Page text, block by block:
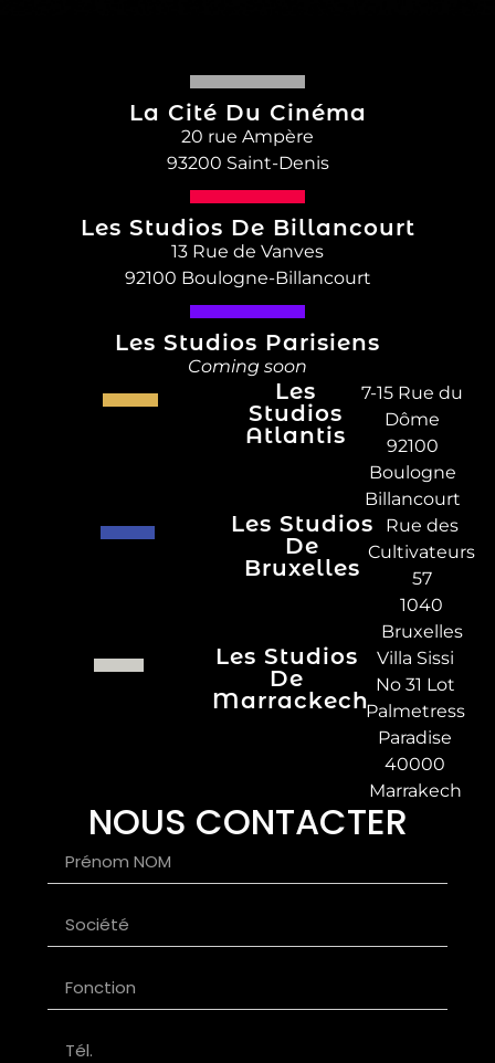
La Cité Du Cinéma
20 rue Ampère
93200 Saint-Denis
Les Studios De Billancourt
13 Rue de Vanves
92100 Boulogne-Billancourt
Les Studios Parisiens
Coming soon
Les
Studios
Atlantis
7-15 Rue du
Dôme
92100
Boulogne
Billancourt
Les Studios
De
Bruxelles
Rue des
Cultivateurs
57
1040
Bruxelles
Les Studios
De
Marrackech
Villa Sissi
No 31 Lot
Palmetress
Paradise
40000
Marrakech
NOUS CONTACTER